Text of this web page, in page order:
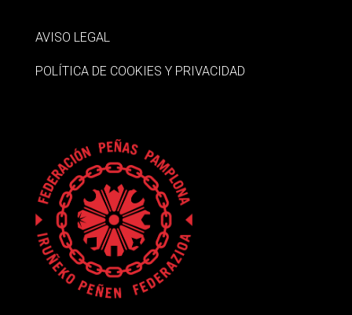
AVISO LEGAL
POLÍTICA DE COOKIES Y PRIVACIDAD